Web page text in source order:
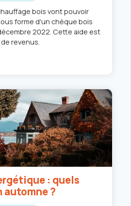
bois vont pouvoir
forme d'un chèque bois
2022. Cette aide est
revenus.
: quels
automne ?